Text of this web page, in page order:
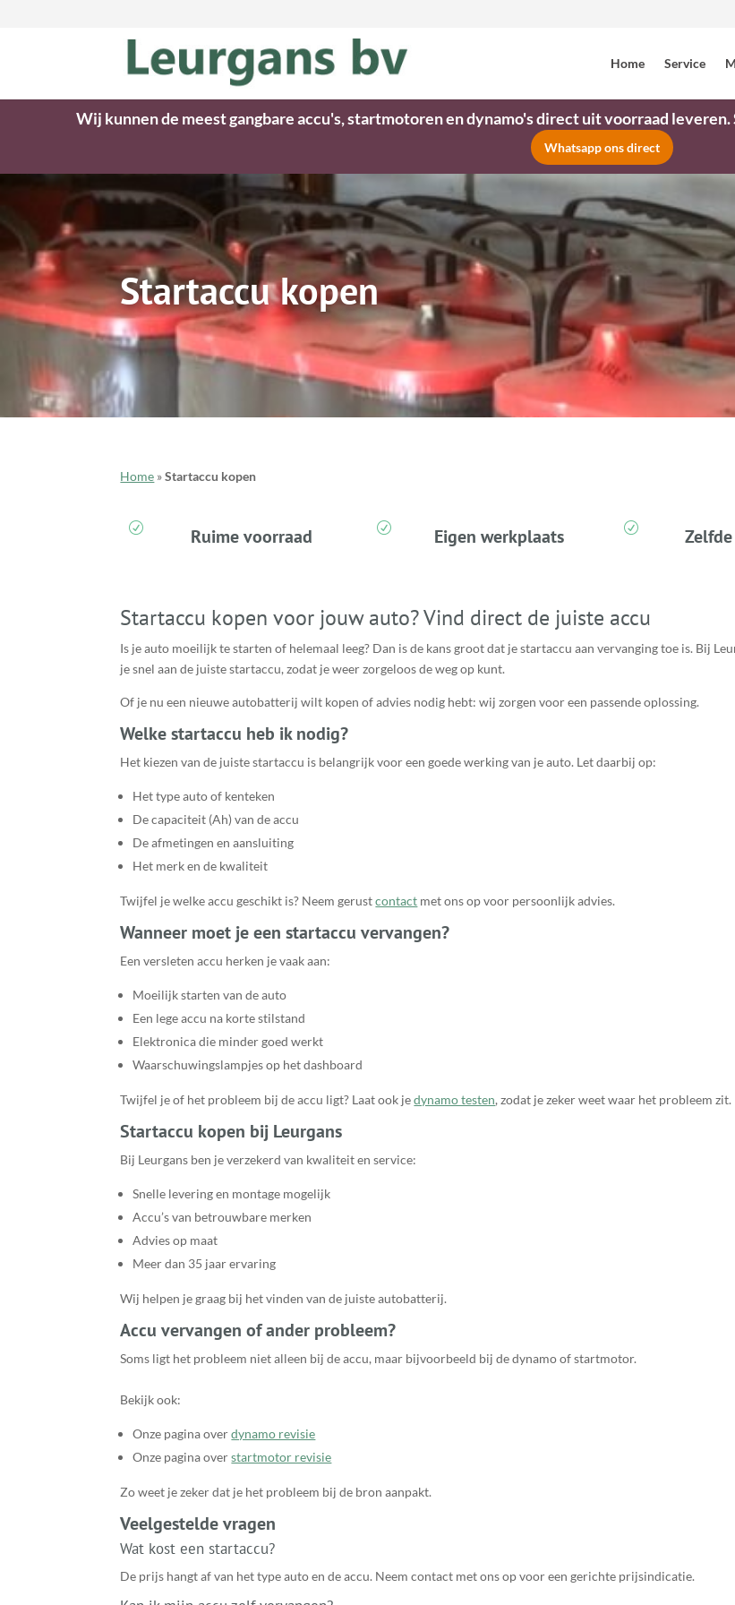
Home Service
Wij kunnen de meest gangbare accu's, startmotoren en dynamo's direct uit voorraad leveren.
Whatsapp ons direct
Startaccu kopen
Home »Startaccu kopen
R Ruime voorraad R Eigen werkplaats R
Startaccu kopen voor jouw auto? Vind direct de juiste accu
Is je auto moeilijk te starten of helemaal leeg? Dan is de kans groot dat je startaccu aan vervanging toe is. Bij
je snel aan de juiste startaccu, zodat je weer zorgeloos de weg op kunt.
Of je nu een nieuwe autobatterij wilt kopen of advies nodig hebt: wij zorgen voor een passende oplossing.
Welke startaccu heb ik nodig?
Het kiezen van de juiste startaccu is belangrijk voor een goede werking van je auto. Let daarbij op:
Het type auto of kenteken
De capaciteit (Ah) van de accu
De afmetingen en aansluiting
Het merk en de kwaliteit
Twijfel je welke accu geschikt is? Neem gerustcontact met ons op voor persoonlijk advies.
Wanneer moet je een startaccu vervangen?
Een versleten accu herken je vaak aan:
Moeilijk starten van de auto
Een lege accu na korte stilstand
Elektronica die minder goed werkt
Waarschuwingslampjes op het dashboard
Twijfel je of het probleem bij de accu ligt? Laat ook jedynamo testen, zodat je zeker weet waar het probleem zit.
Startaccu kopen bij Leurgans
Bij Leurgans ben je verzekerd van kwaliteit en service:
Snelle levering en montage mogelijk
Accu’s van betrouwbare merken
Advies op maat
Meer dan 35 jaar ervaring
Wij helpen je graag bij het vinden van de juiste autobatterij.
Accu vervangen of ander probleem?
Soms ligt het probleem niet alleen bij de accu, maar bijvoorbeeld bij de dynamo of startmotor.
Bekijk ook:
Onze pagina overdynamo revisie
Onze pagina overstartmotor revisie
Zo weet je zeker dat je het probleem bij de bron aanpakt.
Veelgestelde vragen
Wat kost een startaccu?
De prijs hangt af van het type auto en de accu. Neem contact met ons op voor een gerichte prijsindicatie.